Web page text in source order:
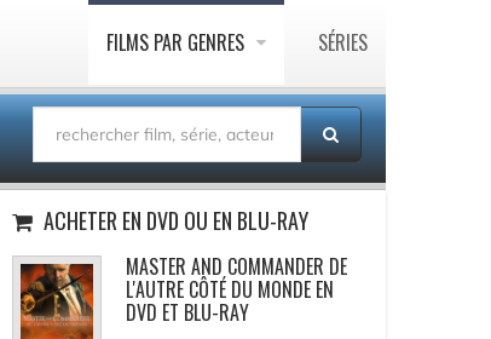
FILMS PAR GENRES SÉRIES
ACHETER EN DVD OU EN BLU-RAY
MASTER AND COMMANDER DE
L'AUTRE CÔTÉ DU MONDE EN
DVD ET BLU-RAY